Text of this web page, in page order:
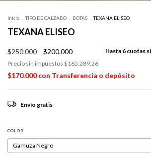
Inicio TIPO DE CALZADO BOTAS TEXANA ELISEO
TEXANA ELISEO
$250.000 $200.000 6 cuotas
Precio sin impuestos $165.289,26
$170.000con Transferencia o depósito
Envío gratis
COLOR